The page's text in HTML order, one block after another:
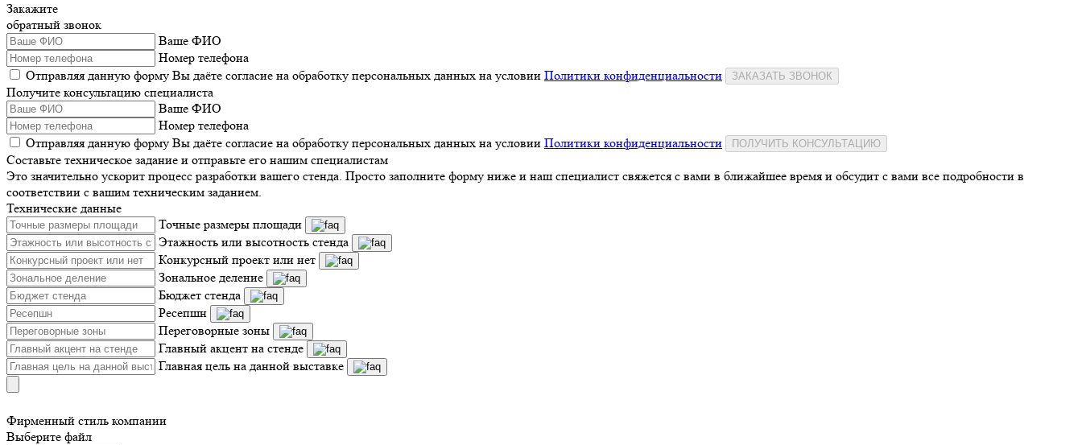
Закажите
обратный звонок
Ваше ФИО
Номер телефона
Отправляя данную форму Вы даёте согласие на обработку персональных данных на условии Политики конфиденциальности ЗАКАЗАТЬ ЗВОНОК
Получите консультацию специалиста
Ваше ФИО
Номер телефона
Отправляя данную форму Вы даёте согласие на обработку персональных данных на условии Политики конфиденциальности ПОЛУЧИТЬ КОНСУЛЬТАЦИЮ
Составьте техническое задание и отправьте его нашим специалистам
Это значительно ускорит процесс разработки вашего стенда. Просто заполните форму ниже и наш специалист свяжется с вами в ближайшее время и обсудит с вами все подробности в
соответствии с вашим техническим заданием.
Технические данные
Точные размеры площади
Этажность или высотность стенда
Конкурсный проект или нет
Зональное деление
Бюджет стенда
Ресепшн
Переговорные зоны
Главный акцент на стенде
Главная цель на данной выставке
Фирменный стиль компании
Выберите файл